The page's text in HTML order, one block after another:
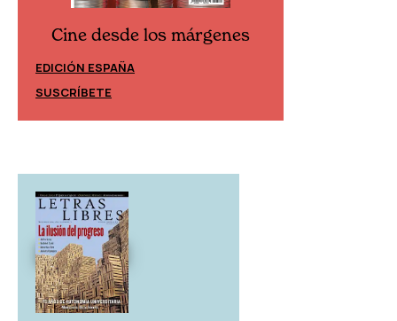
Cine desde los márgenes
EDICIÓN ESPAÑA
SUSCRÍBETE